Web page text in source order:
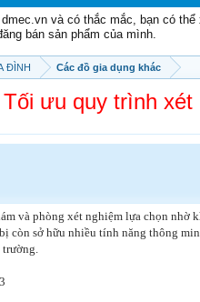
và có thắc mắc, bạn có
bán sản phẩm của mình.
ĐÌNH Các đồ gia dụng khác
Tối ưu quy trình xét
và phòng xét nghiệm lựa chọn nhờ
còn sở hữu nhiều tính năng thông
trường.